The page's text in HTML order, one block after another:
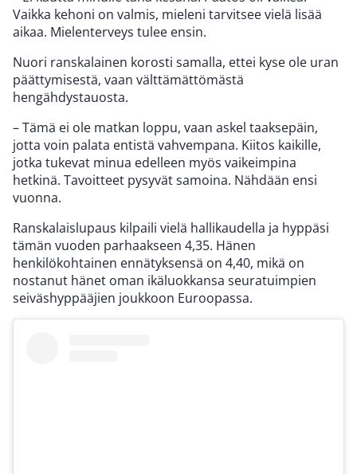
Vaikka kehoni on valmis, mieleni tarvitsee vielä lisää
aikaa. Mielenterveys tulee ensin.
Nuori ranskalainen korosti samalla, ettei kyse ole uran
päättymisestä, vaan välttämättömästä
hengähdystauosta.
– Tämä ei ole matkan loppu, vaan askel taaksepäin,
jotta voin palata entistä vahvempana. Kiitos kaikille,
jotka tukevat minua edelleen myös vaikeimpina
hetkinä. Tavoitteet pysyvät samoina. Nähdään ensi
vuonna.
Ranskalaislupaus kilpaili vielä hallikaudella ja hyppäsi
tämän vuoden parhaakseen 4,35. Hänen
henkilökohtainen ennätyksensä on 4,40, mikä on
nostanut hänet oman ikäluokkansa seuratuimpien
seiväshyppääjien joukkoon Euroopassa.